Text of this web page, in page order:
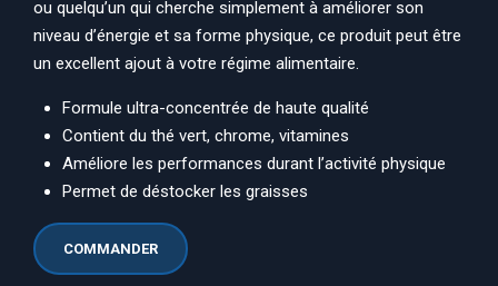
ou quelqu’un qui cherche simplement à améliorer son
niveau d’énergie et sa forme physique, ce produit peut être
un excellent ajout à votre régime alimentaire.
Formule ultra-concentrée de haute qualité
Contient du thé vert, chrome, vitamines
Améliore les performances durant l’activité physique
Permet de déstocker les graisses
COMMANDER